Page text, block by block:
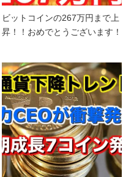
ビットコインの267万円まで上
昇！！おめでとうございます！